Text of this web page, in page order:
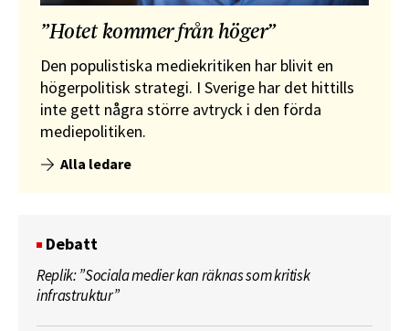
”Hotet kommer från höger”
Den populistiska mediekritiken har blivit en
högerpolitisk strategi. I Sverige har det hittills
inte gett några större avtryck i den förda
mediepolitiken.
Alla ledare
Debatt
Replik: ”Sociala medier kan räknas som kritisk
infrastruktur”